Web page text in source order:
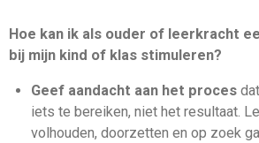
Hoe kan ik als ouder of leerkracht
bij mijn kind of klas stimuleren?
Geef aandacht aan het proces
iets te bereiken, niet het resultaat.
volhouden, doorzetten en op zoek